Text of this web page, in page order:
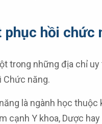
phục hồi chức
trong những địa chỉ
Chức năng.
là ngành học
cạnh Y khoa, Dược